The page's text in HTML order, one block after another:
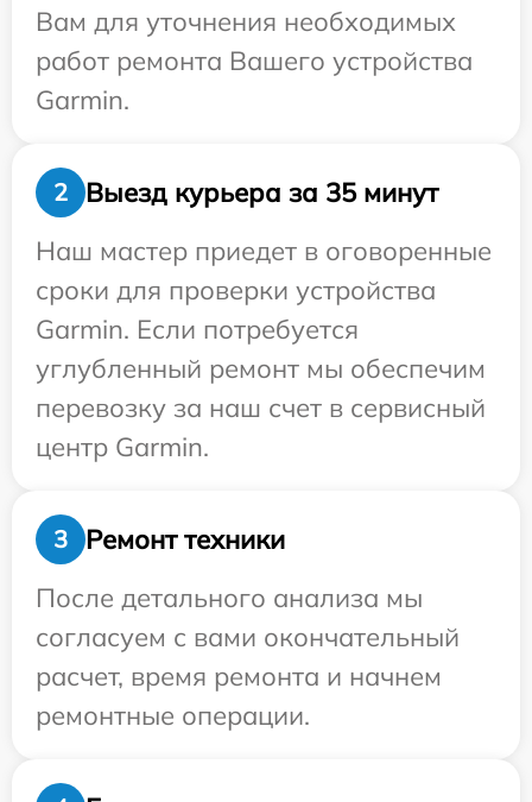
Вам для уточнения необходимых
работ ремонта Вашего устройства
Garmin.
2
Выезд курьера за 35 минут
Наш мастер приедет в оговоренные
сроки для проверки устройства
Garmin. Если потребуется
углубленный ремонт мы обеспечим
перевозку за наш счет в сервисный
центр Garmin.
3
Ремонт техники
После детального анализа мы
согласуем с вами окончательный
расчет, время ремонта и начнем
ремонтные операции.